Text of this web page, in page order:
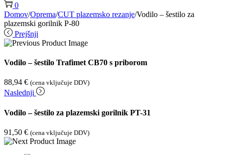
0
Domov/Oprema/CUT plazemsko rezanje/Vodilo – šestilo za
plazemski gorilnik P-80
Prejšnji
Vodilo – šestilo Trafimet CB70 s priborom
88,94 € (cena vključuje DDV)
Naslednji
Vodilo – šestilo za plazemski gorilnik PT-31
91,50 € (cena vključuje DDV)